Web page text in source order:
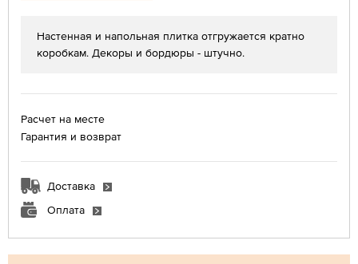
Настенная и напольная плитка отгружается кратно
коробкам. Декоры и бордюры - штучно.
Расчет на месте
Гарантия и возврат
Доставка
Оплата